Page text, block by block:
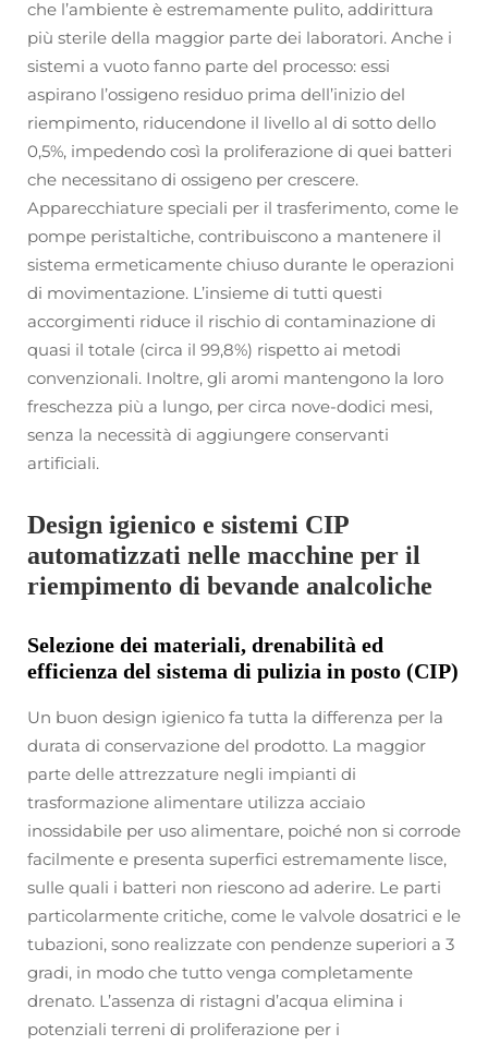
che l’ambiente è estremamente pulito, addirittura
più sterile della maggior parte dei laboratori. Anche i
sistemi a vuoto fanno parte del processo: essi
aspirano l’ossigeno residuo prima dell’inizio del
riempimento, riducendone il livello al di sotto dello
0,5%, impedendo così la proliferazione di quei batteri
che necessitano di ossigeno per crescere.
Apparecchiature speciali per il trasferimento, come le
pompe peristaltiche, contribuiscono a mantenere il
sistema ermeticamente chiuso durante le operazioni
di movimentazione. L’insieme di tutti questi
accorgimenti riduce il rischio di contaminazione di
quasi il totale (circa il 99,8%) rispetto ai metodi
convenzionali. Inoltre, gli aromi mantengono la loro
freschezza più a lungo, per circa nove-dodici mesi,
senza la necessità di aggiungere conservanti
artificiali.
Design igienico e sistemi CIP
automatizzati nelle macchine per il
riempimento di bevande analcoliche
Selezione dei materiali, drenabilità ed
efficienza del sistema di pulizia in posto (CIP)
Un buon design igienico fa tutta la differenza per la
durata di conservazione del prodotto. La maggior
parte delle attrezzature negli impianti di
trasformazione alimentare utilizza acciaio
inossidabile per uso alimentare, poiché non si corrode
facilmente e presenta superfici estremamente lisce,
sulle quali i batteri non riescono ad aderire. Le parti
particolarmente critiche, come le valvole dosatrici e le
tubazioni, sono realizzate con pendenze superiori a 3
gradi, in modo che tutto venga completamente
drenato. L’assenza di ristagni d’acqua elimina i
potenziali terreni di proliferazione per i